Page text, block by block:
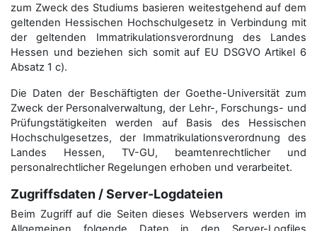
zum Zweck des Studiums basieren weitestgehend auf dem
geltenden Hessischen Hochschulgesetz in Verbindung mit
der geltenden Immatrikulationsverordnung des Landes
Hessen und beziehen sich somit auf EU DSGVO Artikel 6
Absatz 1 c).
Die Daten der Beschäftigten der Goethe-Universität zum
Zweck der Personal­verwaltung, der Lehr-, Forschungs- und
Prüfungstätigkeiten werden auf Basis des Hessischen
Hochschulgesetzes, der Immatrikulations­verordnung des
Landes Hessen, TV-GU, beamtenrechtlicher und
personalrechtlicher Regelungen erhoben und verarbeitet.
Zugriffsdaten / Server-Logdateien
Beim Zugriff auf die Seiten dieses Webservers werden im